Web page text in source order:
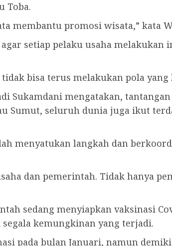
Toba.
membantu promosi wisata,” kata
setiap pelaku usaha melakukan
bisa terus melakukan pola yang
Sukamdani mengatakan,
Sumut, seluruh dunia juga ikut
menyatukan langkah dan
dan pemerintah. Tidak hanya
sedang menyiapkan vaksinasi
kemungkinan yang terjadi.
pada bulan Januari, namun